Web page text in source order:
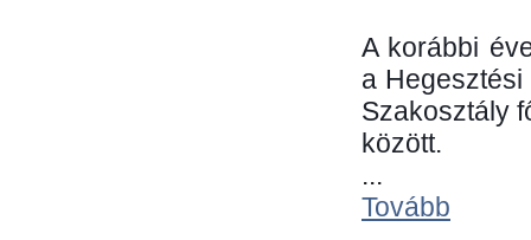
A korábbi
a
Szakosztály
között.
...
Tovább